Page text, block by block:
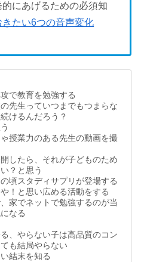
にあげるための必須知
たい6つの音声変化
で教育を勉強する
の先生っていつまでもつまらな
けるんだろう？
ゃ授業力のある先生の動画を撮
開したら、それが子どものため
？と思う
の頃スタディサプリが登場する
や！と思い広める活動をする
、家でネットで勉強するのが当
なる
る、やらない子は高品質のコン
も結局やらない
結末を知る